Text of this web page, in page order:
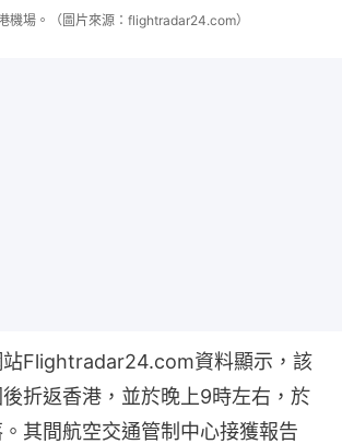
機場。（圖片來源：flightradar24.com）
站Flightradar24.com資料顯示，該
折返香港，並於晚上9時左右，於
其間航空交通管制中心接獲報告